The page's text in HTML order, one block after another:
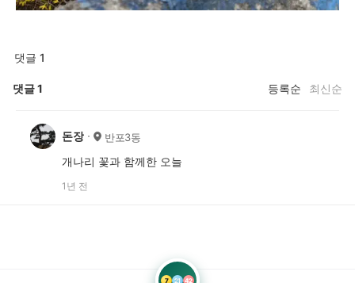
댓글 1
댓글1 등록순 최신순
돈장 반포3동
개나리 꽃과 함께한 오늘
1년 전
7 21 42